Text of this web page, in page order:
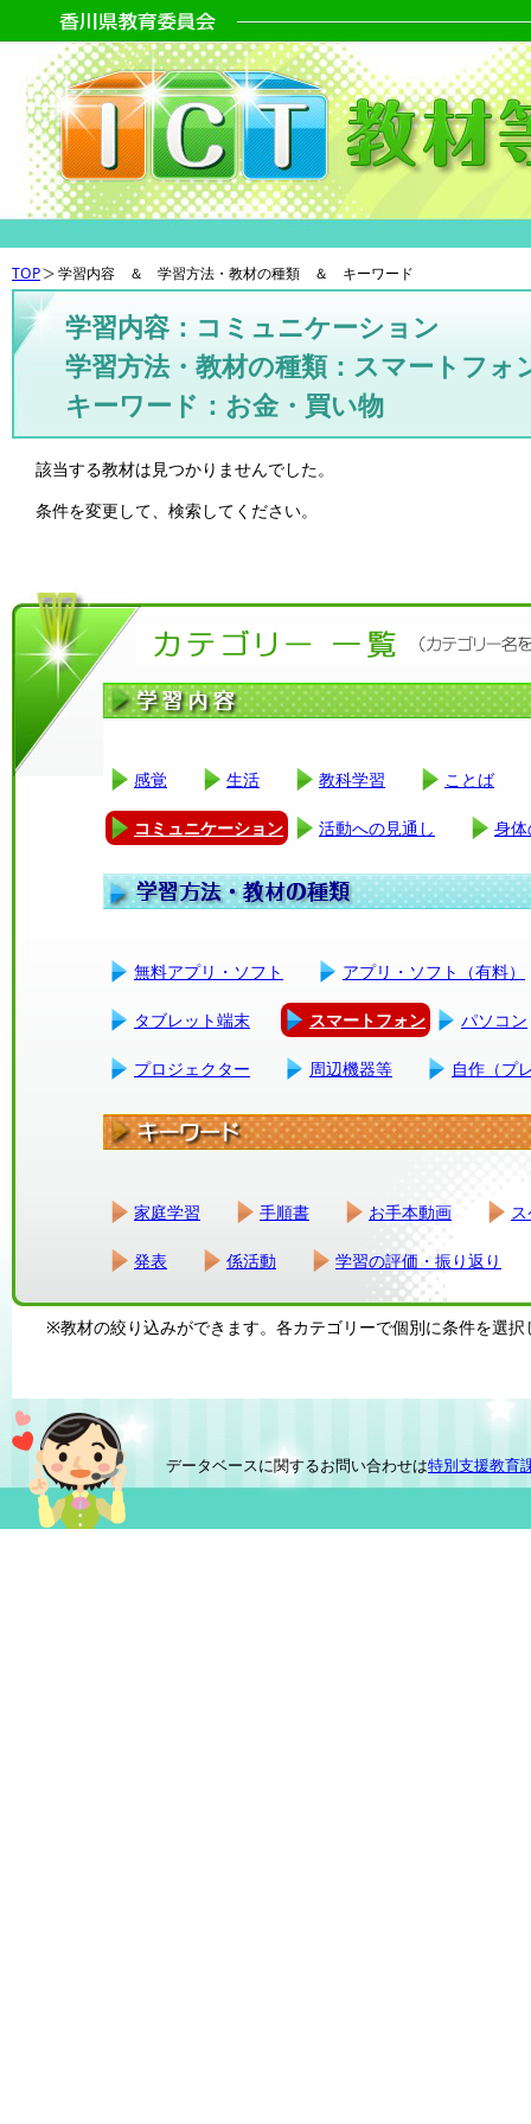
TOP 学習内容 ＆ 学習方法・教材の種類 ＆ キーワード
学習内容：コミュニケーション
学習方法・教材の種類：スマートフォ
キーワード：お金・買い物
該当する教材は見つかりませんでした。
条件を変更して、検索してください。
感覚 生活 教科学習 ことば
コミュニケーション 活動への見通し 身
無料アプリ・ソフト アプリ・ソフト（有料）
タブレット端末 スマートフォン パソコン
プロジェクター 周辺機器等 自作（プ
家庭学習 手順書 お手本動画
発表 係活動 学習の評価・振り返り
※教材の絞り込みができます。各カテゴリーで個別に条件を選択
データベースに関するお問い合わせは特別支援教育